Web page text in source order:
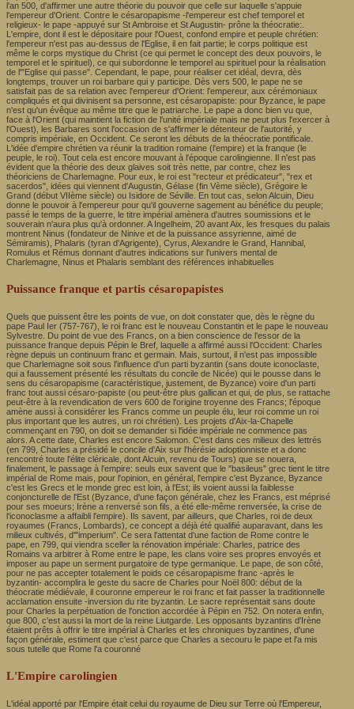
l'an 500, d'affirmer une autre théorie du pouvoir que celle sur laquelle s'appuie
l'empereur d'Orient. Contre le césaropapisme -l'empereur est chef temporel et
religieux- le pape -appuyé sur St Ambroise et St Augustin- prône la théocratie:.
L'empire, dont il est le dépositaire pour l'Ouest, confond empire et peuple chrétien:
l'empereur n'est pas au-dessus de l'Eglise, il en fait partie; le corps politique est
même le corps mystique du Christ (ce qui permet le concept des deux pouvoirs, le
temporel et le spirituel), ce qui subordonne le temporel au spirituel pour la réalisation
de l'"Eglise qui passe". Cependant, le pape, pour réaliser cet idéal, devra, dès
longtemps, trouver un roi barbare qui y participe. Dès vers 500, le pape ne se
satisfait pas de sa relation avec l'empereur d'Orient: l'empereur, aux cérémoniaux
compliqués et qui divinisent sa personne, est césaropapiste: pour Byzance, le pape
n'est qu'un évêque au même titre que le patriarche. Le pape a donc bien vu que,
face à l'Orient (qui maintient la fiction de l'unité impériale mais ne peut plus l'exercer à
l'Ouest), les Barbares sont l'occasion de s'affirmer le détenteur de l'autorité, y
compris impériale, en Occident. Ce seront les débuts de la théocratie pontificale.
L'idée d'empire chrétien va réunir la tradition romaine (l'empire) et la franque (le
peuple, le roi). Tout cela est encore mouvant à l'époque carolingienne. Il n'est pas
évident que la théorie des deux glaives soit très nette, par contre, chez les
théoriciens de Charlemagne. Pour eux, le roi est "recteur et prédicateur", "rex et
sacerdos", idées qui viennent d'Augustin, Gélase (fin Vème siècle), Grégoire le
Grand (début VIIème siècle) ou Isidore de Séville. En tout cas, selon Alcuin, Dieu
donne le pouvoir à l'empereur pour qu'il gouverne sagement au bénéfice du peuple;
passé le temps de la guerre, le titre impérial amènera d'autres soumissions et le
souverain n'aura plus qu'à ordonner. A Ingelheim, 20 avant Aix, les fresques du palais
montrent Ninus (fondateur de Ninive et de la puissance assyrienne, aimé de
Sémiramis), Phalaris (tyran d'Agrigente), Cyrus, Alexandre le Grand, Hannibal,
Romulus et Rémus donnant d'autres indications sur l'univers mental de
Charlemagne, Ninus et Phalaris semblant des références inhabituelles
Puissance franque et partis césaropapistes
Quels que puissent être les points de vue, on doit constater que, dès le règne du
pape Paul Ier (757-767), le roi franc est le nouveau Constantin et le pape le nouveau
Sylvestre. Du point de vue des Francs, on a bien conscience de l'essor de la
puissance franque depuis Pépin le Bref, laquelle a affirmé aussi l'Occident: Charles
règne depuis un continuum franc et germain. Mais, surtout, il n'est pas impossible
que Charlemagne soit sous l'influence d'un parti byzantin (sans doute iconoclaste,
qui a faussement présenté les résultats du concile de Nicée) qui le pousse dans le
sens du césaropapisme (caractéristique, justement, de Byzance) voire d'un parti
franc tout aussi césaro-papiste (ou peut-être plus gallican et qui, de plus, se rattache
peut-être à la revendication de vers 600 de l'origine troyenne des Francs; l'époque
amène aussi à considérer les Francs comme un peuple élu, leur roi comme un roi
plus important que les autres, un roi chrétien). Les projets d'Aix-la-Chapelle
commençant en 790, on doit se demander si l'idée impériale ne commence pas
alors. A cette date, Charles est encore Salomon. C'est dans ces milieux des lettrés
(en 799, Charles a présidé le concile d'Aix sur l'hérésie adoptionniste et a donc
rencontré toute l'élite cléricale, dont Alcuin, revenu de Tours) que se nouera,
finalement, le passage à l'empire: seuls eux savent que le "basileus" grec tient le titre
impérial de Rome mais, pour l'opinion, en général, l'empire c'est Byzance, Byzance
c'est les Grecs et le monde grec est loin, à l'Est; ils voient aussi la faiblesse
conjoncturelle de l'Est (Byzance, d'une façon générale, chez les Francs, est méprisé
pour ses moeurs; Irène a renversé son fils, a été elle-même renversée, la crise de
l'iconoclasme a affaibli l'empire). Ils savent, par ailleurs, que Charles, roi de deux
royaumes (Francs, Lombards), ce concept a déjà été qualifié auparavant, dans les
milieux cultivés, d'"imperium". Ce sera l'attentat d'une faction de Rome contre le
pape, en 799, qui viendra sceller la rénovation impériale: Charles, patrice des
Romains va arbitrer à Rome entre le pape, les clans voire ses propres envoyés et
imposer au pape un serment purgatoire de type germanique. Le pape, de son côté,
pour ne pas accepter totalement le poids ce césaropapisme franc -après le
byzantin- accomplira le geste du sacre de Charles pour Noël 800: début de la
théocratie médiévale, il couronne empereur le roi franc et fait passer la traditionnelle
acclamation ensuite -inversion du rite byzantin. Le sacre représentait sans doute
pour Charles la perpétuation de l'onction accordée à Pépin en 752. On notera enfin,
que 800, c'est aussi la mort de la reine Liutgarde. Les opposants byzantins d'Irène
étaient prêts à offrir le titre impérial à Charles et les chroniques byzantines, d'une
façon générale, estiment que c'est parce que Charles a secouru le pape et l'a mis
sous tutelle que Rome l'a couronné
L'Empire carolingien
L'idéal apporté par l'Empire était celui du royaume de Dieu sur Terre où l'Empereur,